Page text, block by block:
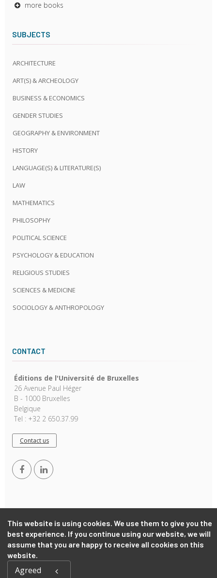
This website is using cookies. We use them to give you the
best experience. If you continue using our website, we will
assume that you are happy to receive all cookies on this
website.
Agreed
more books
SUBJECTS
ARCHITECTURE
ART(S) & ARCHEOLOGY
BUSINESS & ECONOMICS
GENDER STUDIES
GEOGRAPHY & ENVIRONMENT
HISTORY
LANGUAGE(S) & LITERATURE(S)
LAW
MATHEMATICS
PHILOSOPHY
POLITICAL SCIENCE
PSYCHOLOGY & EDUCATION
RELIGIOUS STUDIES
SCIENCES & MEDICINE
SOCIOLOGY & ANTHROPOLOGY
CONTACT
Éditions de l'Université de Bruxelles
26 Avenue Paul Héger
B - 1000 Bruxelles
Belgique
Tel : +32 2 650.37.99
Contact us
Copyright © 2026, EUB. Powered byGiantChair. All Rights
Reserved